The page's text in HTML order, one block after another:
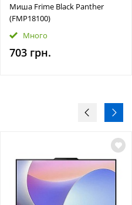
Миша Frime Black Panther
(FMP18100)
Много
703 грн.